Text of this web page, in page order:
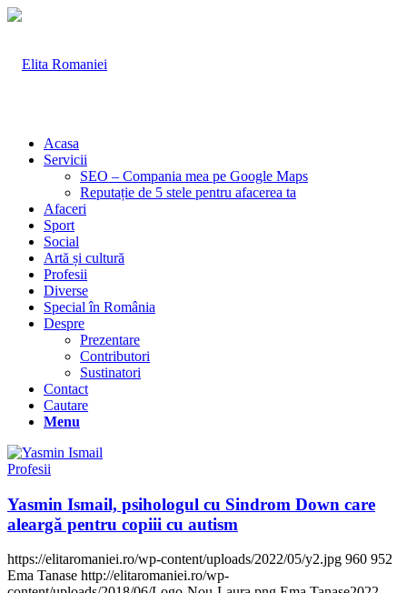
Acasa
Servicii
SEO – Compania mea pe Google Maps
Reputație de 5 stele pentru afacerea ta
Afaceri
Sport
Social
Artă și cultură
Profesii
Diverse
Special în România
Despre
Prezentare
Contributori
Sustinatori
Contact
Cautare
Menu
Profesii
Yasmin Ismail, psihologul cu Sindrom Down care
aleargă pentru copiii cu autism
https://elitaromaniei.ro/wp-content/uploads/2022/05/y2.jpg 960 952
Ema Tanase http://elitaromaniei.ro/wp-